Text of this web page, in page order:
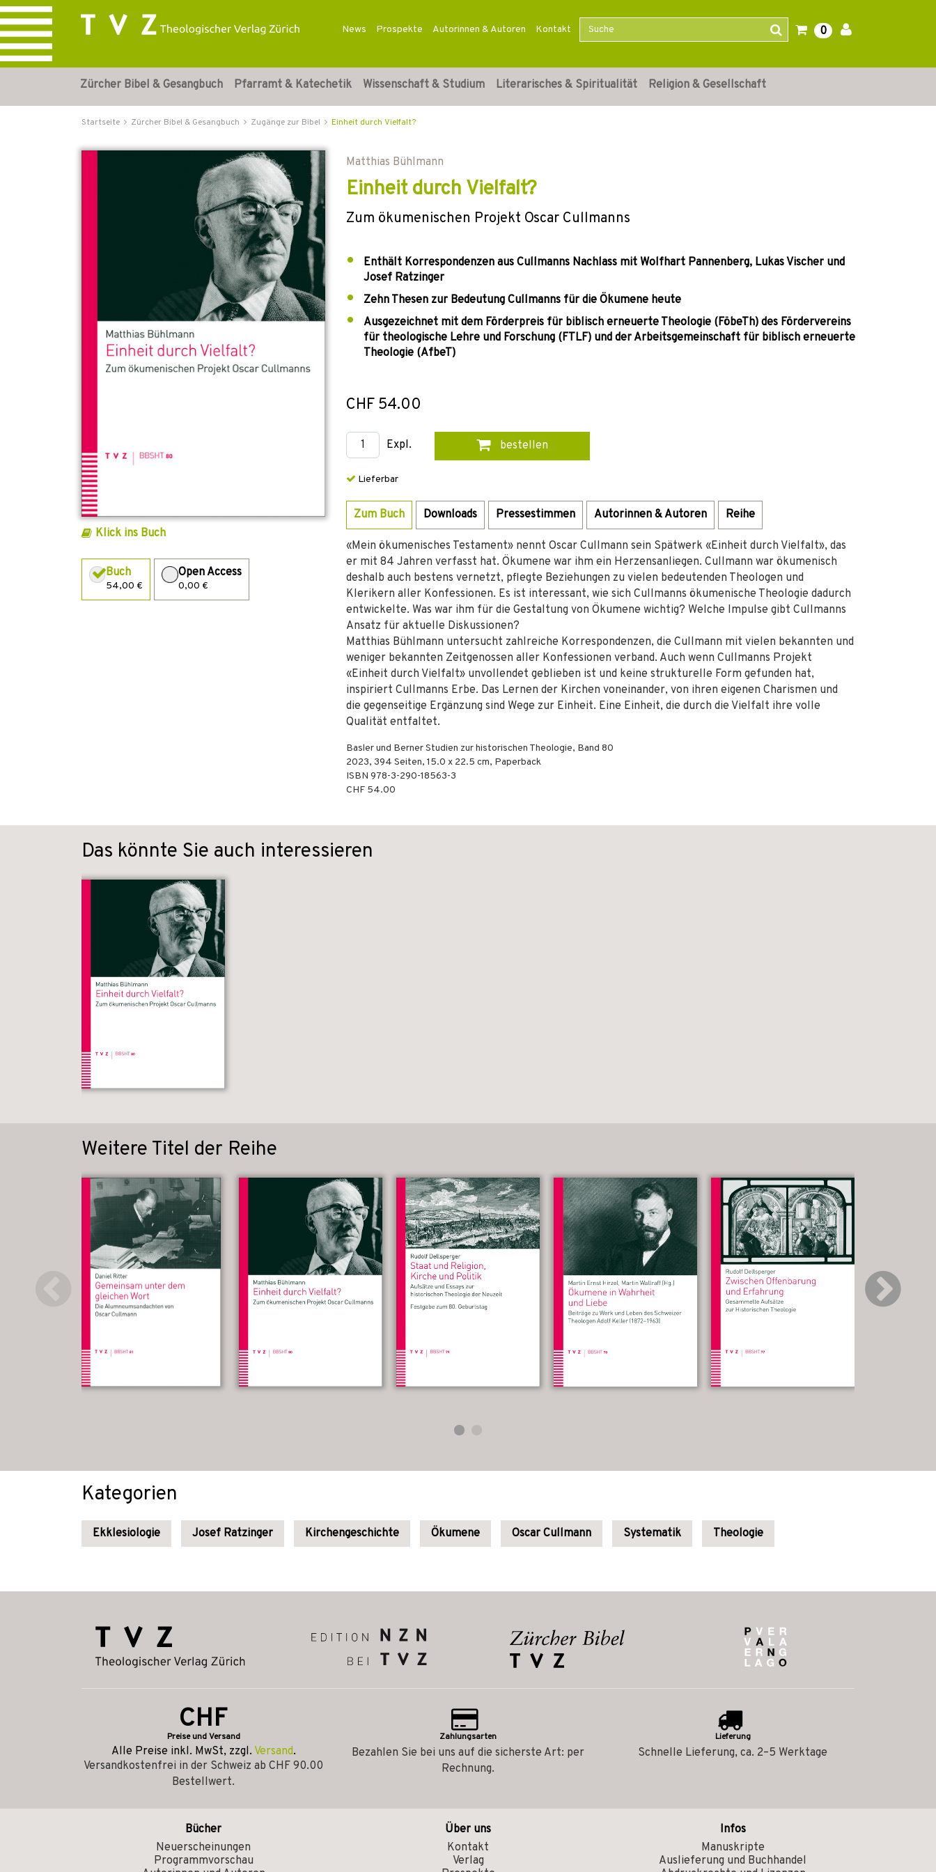
News Prospekte Autorinnen & Autoren Kontakt 0
Zürcher Bibel & Gesangbuch Pfarramt & Katechetik Wissenschaft & Studium Literarisches & Spiritualität Religion & Gesellschaft
Startseite Zürcher Bibel & Gesangbuch Zugänge zur Bibel Einheit durch Vielfalt?
Klick ins Buch
Buch
54,00 €
Open Access
0,00 €
Matthias Bühlmann
Einheit durch Vielfalt?
Zum ökumenischen Projekt Oscar Cullmanns
Enthält Korrespondenzen aus Cullmanns Nachlass mit Wolfhart Pannenberg, Lukas Vischer und
Josef Ratzinger
Zehn Thesen zur Bedeutung Cullmanns für die Ökumene heute
Ausgezeichnet mit dem Förderpreis für biblisch erneuerte Theologie (FöbeTh) des Fördervereins
für theologische Lehre und Forschung (FTLF) und der Arbeitsgemeinschaft für biblisch erneuerte
Theologie (AfbeT)
CHF 54.00
Expl. bestellen
Lieferbar
Zum Buch Downloads Pressestimmen Autorinnen & Autoren Reihe
«Mein ökumenisches Testament» nennt Oscar Cullmann sein Spätwerk «Einheit durch Vielfalt», das
er mit 84 Jahren verfasst hat. Ökumene war ihm ein Herzensanliegen. Cullmann war ökumenisch
deshalb auch bestens vernetzt, pflegte Beziehungen zu vielen bedeutenden Theologen und
Klerikern aller Konfessionen. Es ist interessant, wie sich Cullmanns ökumenische Theologie dadurch
entwickelte. Was war ihm für die Gestaltung von Ökumene wichtig? Welche Impulse gibt Cullmanns
Ansatz für aktuelle Diskussionen?
Matthias Bühlmann untersucht zahlreiche Korrespondenzen, die Cullmann mit vielen bekannten und
weniger bekannten Zeitgenossen aller Konfessionen verband. Auch wenn Cullmanns Projekt
«Einheit durch Vielfalt» unvollendet geblieben ist und keine strukturelle Form gefunden hat,
inspiriert Cullmanns Erbe. Das Lernen der Kirchen voneinander, von ihren eigenen Charismen und
die gegenseitige Ergänzung sind Wege zur Einheit. Eine Einheit, die durch die Vielfalt ihre volle
Qualität entfaltet.
Basler und Berner Studien zur historischen Theologie, Band 80
2023, 394 Seiten, 15.0 x 22.5 cm, Paperback
ISBN 978-3-290-18563-3
CHF 54.00
Das könnte Sie auch interessieren
Weitere Titel der Reihe
Kategorien
Ekklesiologie Josef Ratzinger Kirchengeschichte Ökumene Oscar Cullmann Systematik Theologie
CHF
Preise und Versand
Alle Preise inkl. MwSt, zzgl. Versand.
Versandkostenfrei in der Schweiz ab CHF 90.00
Bestellwert.
Zahlungsarten
Bezahlen Sie bei uns auf die sicherste Art: per
Rechnung.
Lieferung
Schnelle Lieferung, ca. 2–5 Werktage
Bücher
Neuerscheinungen
Programmvorschau
Über uns
Kontakt
Verlag
Infos
Manuskripte
Auslieferung und Buchhandel